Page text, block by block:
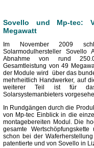
Sovello und Mp-tec:
Megawatt
Im November 2009
Solarmodulhersteller
Abnahme von rund
Gesamtleistung von 49
der Module wird über das
mehrheitlich Handwerker, auf
weiterer Teil ist für das
Solarsystemanbieters
In Rundgängen durch die
von Mp-tec Einblick in die
montagebereiten Modul. Die
gesamte
schon bei der
patentierte und von Sovello in